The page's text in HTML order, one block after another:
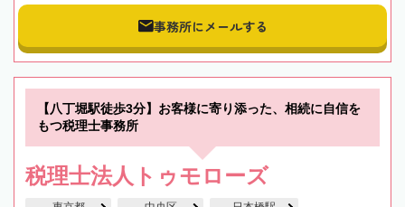
事務所にメールする
【八丁堀駅徒歩3分】お客様に寄り添った、相続に自信を
もつ税理士事務所
税理士法人トゥモローズ